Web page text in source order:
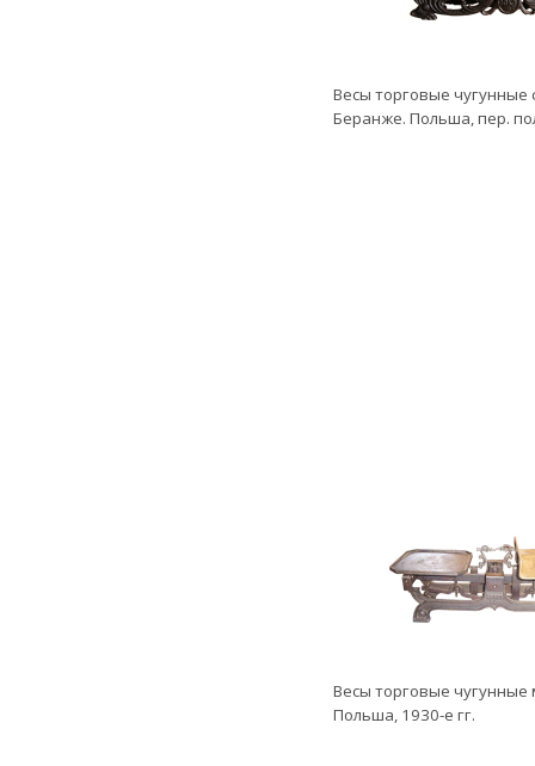
Весы торговые чугунные
Беранже. Польша, пер.
Весы торговые чугунные
Польша, 1930-е гг.